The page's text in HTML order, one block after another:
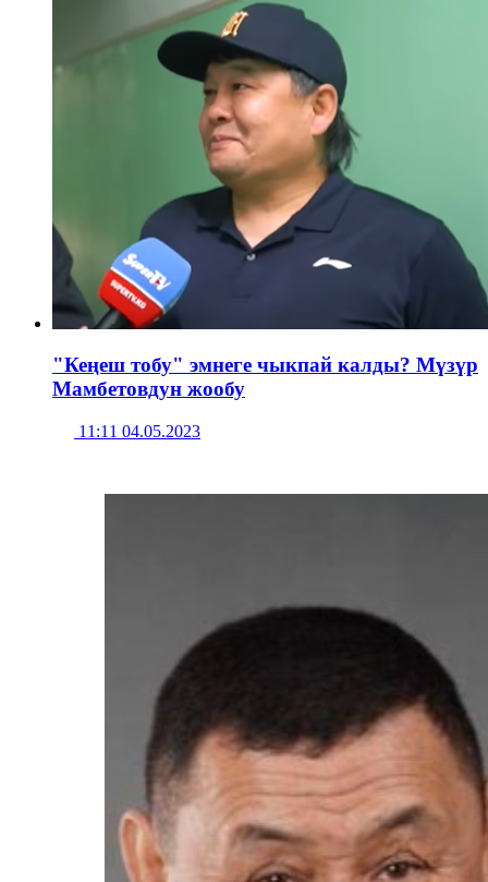
"Кеңеш тобу" эмнеге чыкпай калды? Мүзүр
Мамбетовдун жообу
11:11 04.05.2023